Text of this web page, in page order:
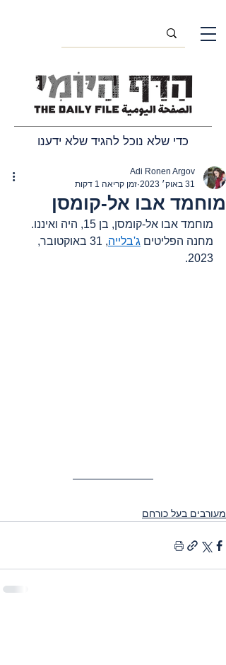
כדי שלא נוכל להגיד שלא ידענו
מוחמד אבו אל-קומסן
Adi Ronen Argov
31 באוק׳ 2023
זמן קריאה 1 דקות
מוחמד אבו אל-קומסן, בן 15, היה ואיננו.
מחנה הפליטים ג'בלייה
, 31 באוקטובר,
2023.
מעורבים בעל כורחם